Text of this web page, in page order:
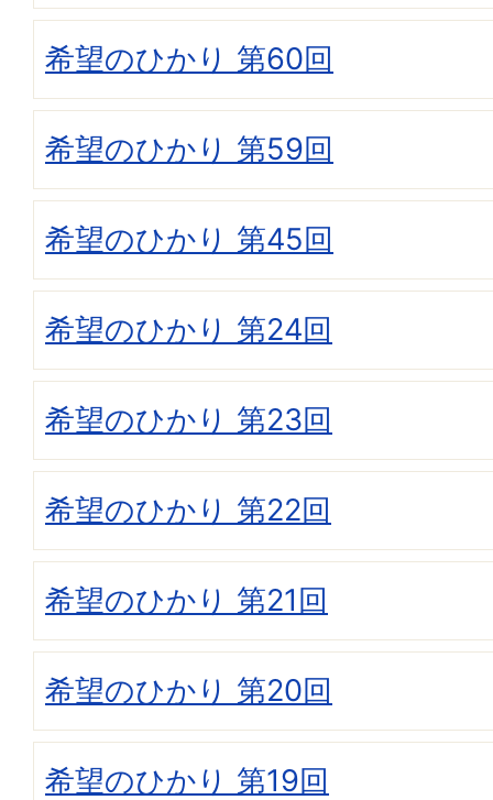
希望のひかり 第60回
希望のひかり 第59回
希望のひかり 第45回
希望のひかり 第24回
希望のひかり 第23回
希望のひかり 第22回
希望のひかり 第21回
希望のひかり 第20回
希望のひかり 第19回